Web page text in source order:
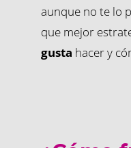
aunque no te lo
que mejor
gusta hacer y